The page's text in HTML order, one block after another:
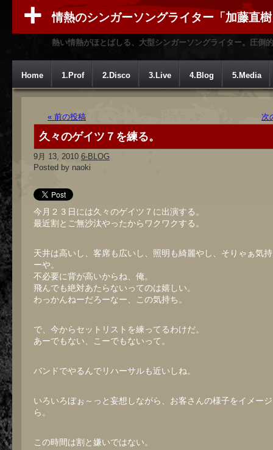
情熱のシンガーソングライター「加藤直
熱い情熱がほとばしる、大型シンガーソングライター。圧倒
Home 1.Prof 2.Disco 3.Live 4.Blog 5.Media
« 前の投稿 次
久々のゲイツ７を練る。
9月 13, 2010 6-BLOG
Posted by naoki
今月２３日には久々のゲイツ７に出演する。
最近割とご無沙汰やったからワクワクする。
天井は高いし、客席も広いし、照明も綺麗やし、そりゃぁ気
ーや。
不必要に背が高いからね、俺。
飛んでも絶対あたらないってのは嬉しい。
わっかんねーだろーなー、この気持ち。
で、今からセットリストを練ってるわけだ。
あーでもない、こーでもないって。
バンドでやるんでリハーサルも近いしね。
いろいろぼぉ～っと妄想しながら、お客さんの様子をイメー
ら。
この時間は割と嫌いではない。